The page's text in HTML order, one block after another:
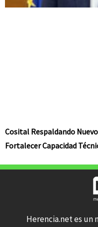
Cosital Respaldando
Fortalecer Capacidad
Herencia.net es un